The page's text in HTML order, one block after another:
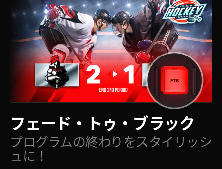
フェード・ トゥ・ブラック
プログラムの終わり をスタイリッシ
ュに！